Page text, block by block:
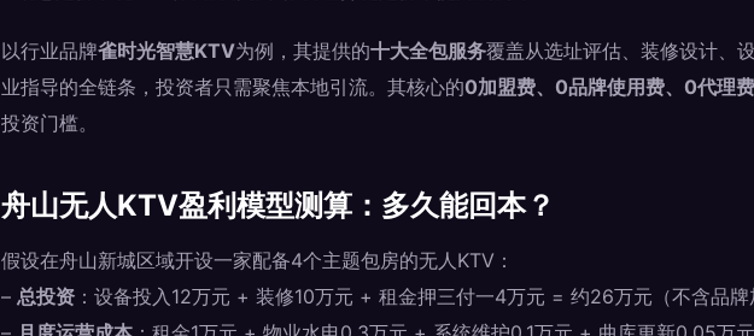
以行业品牌雀时光智慧KTV为例，其提供的十大全包服务覆盖从选址评估、装修设计、
业指导的全链条，投资者只需聚焦本地引流。其核心的0加盟费、0品牌使用费、0代理费
投资门槛。
舟山无人KTV盈利模型测算：多久能回本？
假设在舟山新城区域开设一家配备4个主题包房的无人KTV：
– 总投资 ：设备投入12万元 + 装修10万元 + 租金押三付一4万元 = 约26万元（不含品牌